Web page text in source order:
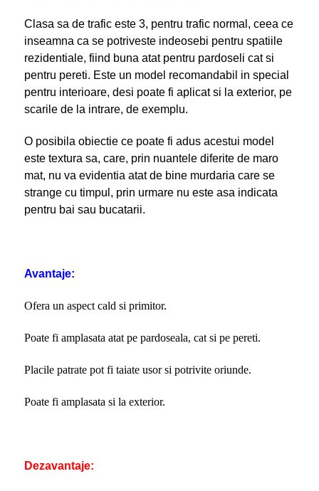
Clasa sa de trafic este 3, pentru trafic normal, ceea ce
inseamna ca se potriveste indeosebi pentru spatiile
rezidentiale, fiind buna atat pentru pardoseli cat si
pentru pereti. Este un model recomandabil in special
pentru interioare, desi poate fi aplicat si la exterior, pe
scarile de la intrare, de exemplu.
O posibila obiectie ce poate fi adus acestui model
este textura sa, care, prin nuantele diferite de maro
mat, nu va evidentia atat de bine murdaria care se
strange cu timpul, prin urmare nu este asa indicata
pentru bai sau bucatarii.
Avantaje:
Ofera un aspect cald si primitor.
Poate fi amplasata atat pe pardoseala, cat si pe pereti.
Placile patrate pot fi taiate usor si potrivite oriunde.
Poate fi amplasata si la exterior.
Dezavantaje: